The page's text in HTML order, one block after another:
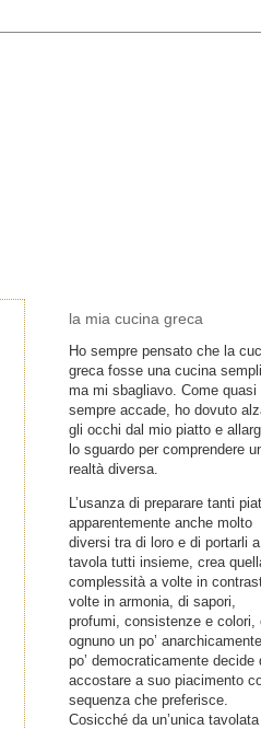
la mia cucina greca
Ho sempre pensato che la
greca fosse una cucina
ma mi sbagliavo. Come quasi
sempre accade, ho dovuto
gli occhi dal mio piatto e
lo sguardo per comprendere
realtà diversa.
L’usanza di preparare tanti
apparentemente anche molto
diversi tra di loro e di portarli a
tavola tutti insieme, crea
complessità a volte in
volte in armonia, di sapori,
profumi, consistenze e colori,
ognuno un po’
po’ democraticamente decide
accostare a suo piacimento
sequenza che preferisce.
Cosicché da un’unica